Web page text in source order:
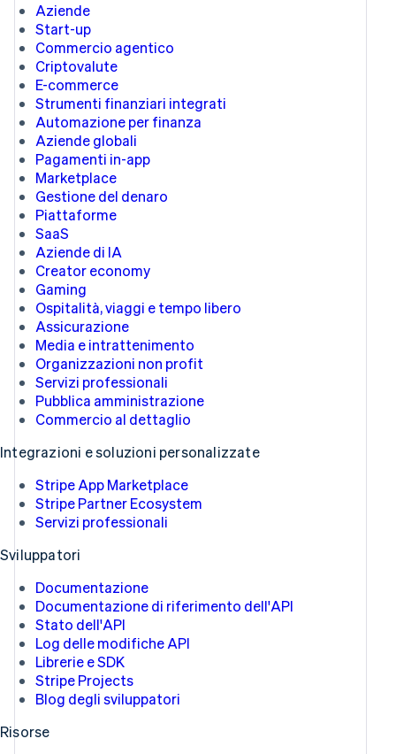
Aziende
Start-up
Commercio agentico
Criptovalute
E-commerce
Strumenti finanziari integrati
Automazione per finanza
Aziende globali
Pagamenti in-app
Marketplace
Gestione del denaro
Piattaforme
SaaS
Aziende di IA
Creator economy
Gaming
Ospitalità, viaggi e tempo libero
Assicurazione
Media e intrattenimento
Organizzazioni non profit
Servizi professionali
Pubblica amministrazione
Commercio al dettaglio
Integrazioni e soluzioni personalizzate
Stripe App Marketplace
Stripe Partner Ecosystem
Servizi professionali
Sviluppatori
Documentazione
Documentazione di riferimento dell'API
Stato dell'API
Log delle modifiche API
Librerie e SDK
Stripe Projects
Blog degli sviluppatori
Risorse